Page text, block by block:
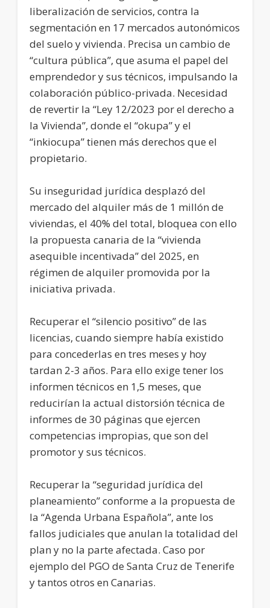
liberalización de servicios, contra la
segmentación en 17 mercados autonómicos
del suelo y vivienda. Precisa un cambio de
“cultura pública”, que asuma el papel del
emprendedor y sus técnicos, impulsando la
colaboración público-privada. Necesidad
de revertir la “Ley 12/2023 por el derecho a
la Vivienda”, donde el “okupa” y el
“inkiocupa” tienen más derechos que el
propietario.
Su inseguridad jurídica desplazó del
mercado del alquiler más de 1 millón de
viviendas, el 40% del total, bloquea con ello
la propuesta canaria de la “vivienda
asequible incentivada” del 2025, en
régimen de alquiler promovida por la
iniciativa privada.
Recuperar el “silencio positivo” de las
licencias, cuando siempre había existido
para concederlas en tres meses y hoy
tardan 2-3 años. Para ello exige tener los
informen técnicos en 1,5 meses, que
reducirían la actual distorsión técnica de
informes de 30 páginas que ejercen
competencias impropias, que son del
promotor y sus técnicos.
Recuperar la “seguridad jurídica del
planeamiento” conforme a la propuesta de
la “Agenda Urbana Española”, ante los
fallos judiciales que anulan la totalidad del
plan y no la parte afectada. Caso por
ejemplo del PGO de Santa Cruz de Tenerife
y tantos otros en Canarias.